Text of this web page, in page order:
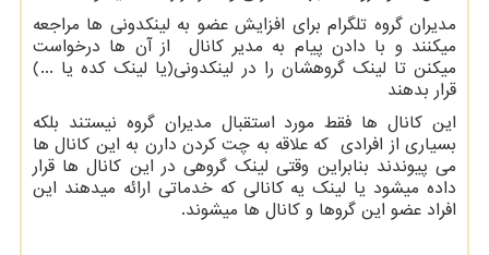
مدیران گروه تلگرام برای افزایش عضو به لینکدونی ها مراجعه
میکنند و با دادن پیام به مدیر کانال از آن ها درخواست
میکنن تا لینک گروهشان را در لینکدونی(یا لینک کده یا ...)
قرار بدهند
این کانال ها فقط مورد استقبال مدیران گروه نیستند بلکه
بسیاری از افرادی که علاقه به چت کردن دارن به این کانال ها
می پیوندند بنابراین وقتی لینک گروهی در این کانال ها قرار
داده میشود یا لینک یه کانالی که خدماتی ارائه میدهند این
افراد عضو این گروها و کانال ها میشوند.